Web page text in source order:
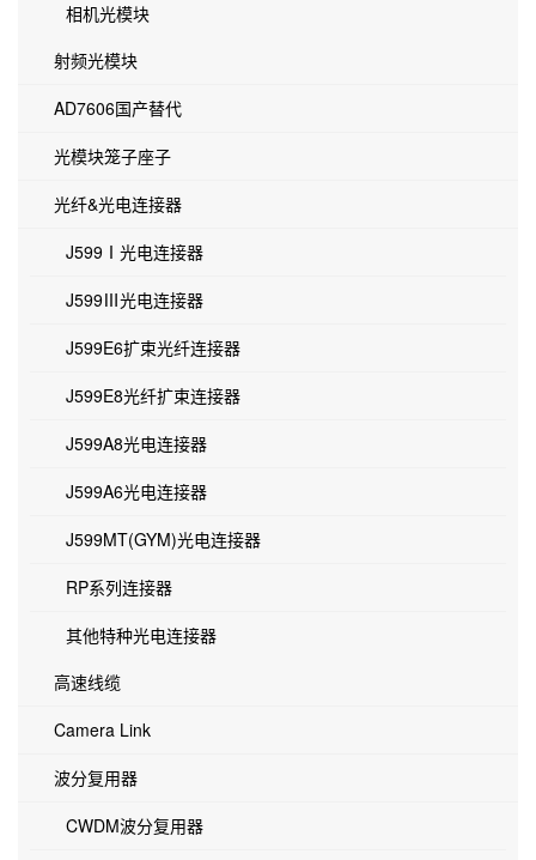
相机光模块
射频光模块
AD7606国产替代
光模块笼子座子
光纤&光电连接器
J599Ⅰ光电连接器
J599Ⅲ光电连接器
J599E6扩束光纤连接器
J599E8光纤扩束连接器
J599A8光电连接器
J599A6光电连接器
J599MT(GYM)光电连接器
RP系列连接器
其他特种光电连接器
高速线缆
Camera Link
波分复用器
CWDM波分复用器